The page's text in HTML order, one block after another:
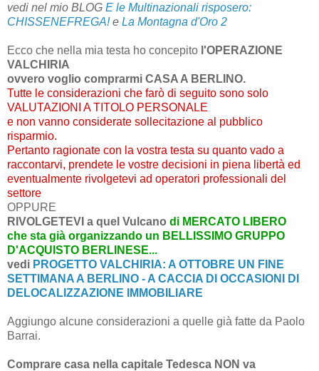
vedi nel mio BLOG E le Multinazionali risposero:
CHISSENEFREGA!e La Montagna d'Oro 2
Ecco che nella mia testa ho concepito l'OPERAZIONE
VALCHIRIA
ovvero voglio comprarmi CASA A BERLINO.
Tutte le considerazioni che farò di seguito sono solo
VALUTAZIONI A TITOLO PERSONALE
e non vanno considerate sollecitazione al pubblico
risparmio.
Pertanto ragionate con la vostra testa su quanto vado a
raccontarvi, prendete le vostre decisioni in piena libertà ed
eventualmente rivolgetevi ad operatori professionali del
settore
OPPURE
RIVOLGETEVI a quel Vulcano di MERCATO LIBERO
che sta già organizzando un BELLISSIMO GRUPPO
D'ACQUISTO BERLINESE...
vedi PROGETTO VALCHIRIA: A OTTOBRE UN FINE
SETTIMANA A BERLINO - A CACCIA DI OCCASIONI DI
DELOCALIZZAZIONE IMMOBILIARE
Aggiungo alcune considerazioni a quelle già fatte da Paolo
Barrai.
Comprare casa nella capitale Tedesca NON va